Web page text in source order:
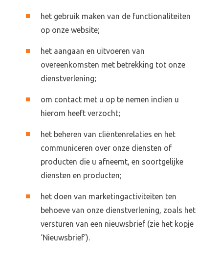
het gebruik maken van de functionaliteiten
op onze website;
het aangaan en uitvoeren van
overeenkomsten met betrekking tot onze
dienstverlening;
om contact met u op te nemen indien u
hierom heeft verzocht;
het beheren van cliëntenrelaties en het
communiceren over onze diensten of
producten die u afneemt, en soortgelijke
diensten en producten;
het doen van marketingactiviteiten ten
behoeve van onze dienstverlening, zoals het
versturen van een nieuwsbrief (zie het kopje
‘Nieuwsbrief’).